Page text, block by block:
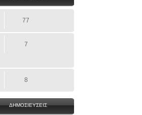
77
7
8
ΔΗΜΟΣΙΕΥΣΕΙΣ